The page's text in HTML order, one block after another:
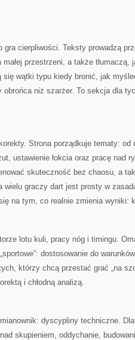
gra cierpliwości. Teksty prowadzą
przestrzeni, a także tłumaczą,
się wątki typu kiedy bronić, jak
niż szarżer. To sekcja dla
Strona porządkuje tematy: od
ustawienie łokcia oraz pracę nad
skuteczność bez chaosu, a
wielu graczy dart jest prosty w
na tym, co realnie zmienia wyniki:
lotu kuli, pracy nóg i timingu.
dostosowanie do
którzy chcą przestać grać „na
i chłodną analizą.
dyscypliny techniczne.
skupieniem, oddychanie,